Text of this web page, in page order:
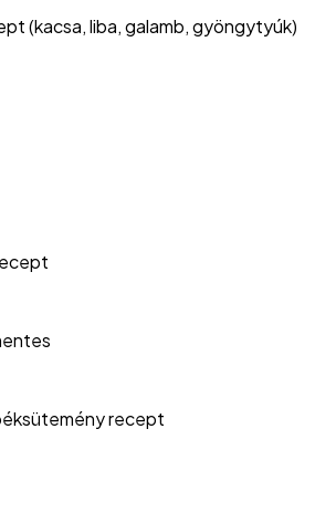
(kacsa, liba, galamb, gyöngytyúk)
recept